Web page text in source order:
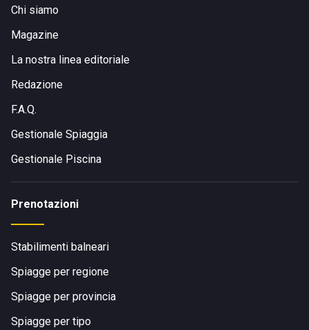
Chi siamo
Magazine
La nostra linea editoriale
Redazione
F.A.Q.
Gestionale Spiaggia
Gestionale Piscina
Prenotazioni
Stabilimenti balneari
Spiagge per regione
Spiagge per provincia
Spiagge per tipo